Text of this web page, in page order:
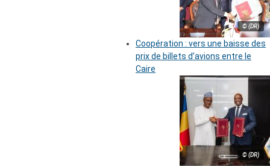
© (DR)
Coopération : vers une baisse des
prix de billets d’avions entre le
Caire
© (DR)